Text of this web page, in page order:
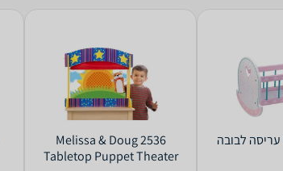
Melissa & Doug 2536
Tabletop Puppet Theater